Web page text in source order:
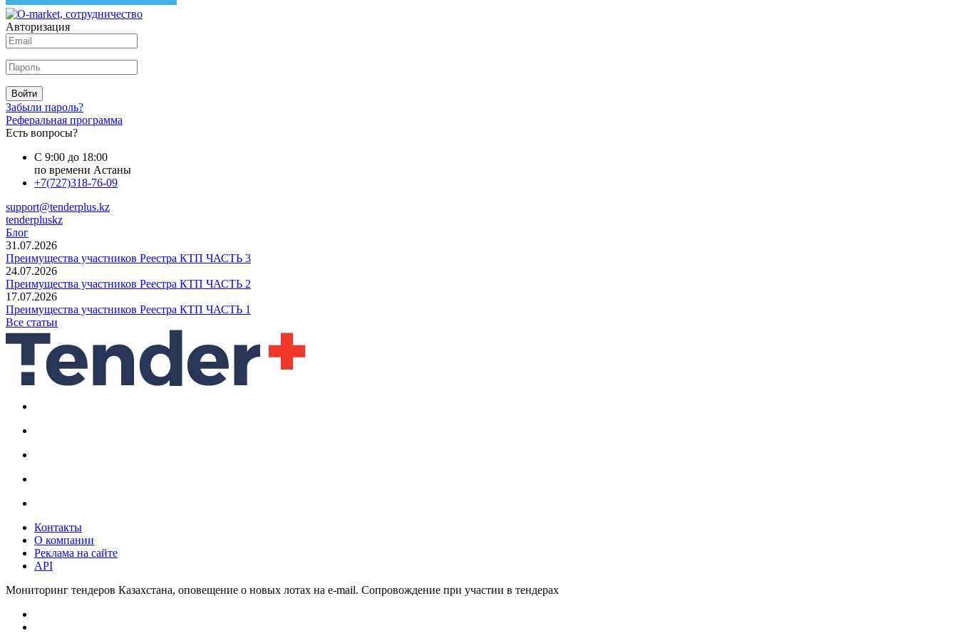
Авторизация
Войти
Забыли пароль?
Реферальная программа
Есть вопросы?
С 9:00 до 18:00
по времени Астаны
+7(727)318-76-09
support@tenderplus.kz
tenderpluskz
Блог
31.07.2026
Преимущества участников Реестра КТП ЧАСТЬ 3
24.07.2026
Преимущества участников Реестра КТП ЧАСТЬ 2
17.07.2026
Преимущества участников Реестра КТП ЧАСТЬ 1
Все статьи
Контакты
О компании
Реклама на сайте
API
Мониторинг тендеров Казахстана, оповещение о новых лотах на e-mail. Сопровождение при участии в тендерах